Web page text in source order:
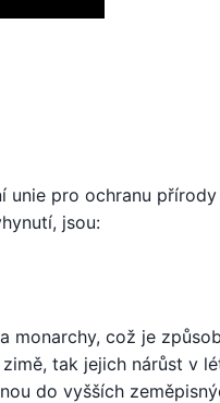
unie pro ochranu přírody
jsou:
monarchy, což je
tak jejich nárůst v
do vyšších